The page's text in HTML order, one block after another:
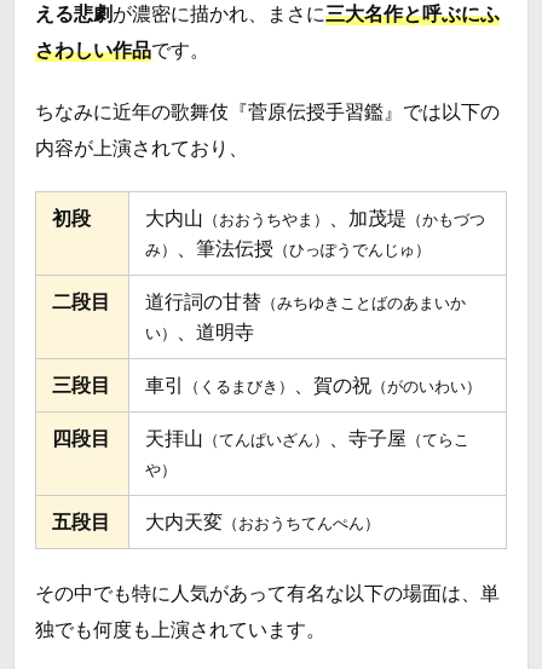
える悲劇 が濃密に描かれ、まさに三大名作と呼ぶにふ
さわしい作品です。
ちなみに近年の歌舞伎『菅原伝授手習鑑』では以下の
内容が上演されており、
初段 大内山 （おおうちやま） 、加茂堤 （かもづつ
み）
、筆法伝授 （ひっぽうでんじゅ）
二段目 道行詞の甘替（みちゆきことばのあまいか
い）
、道明寺
三段目 車引 （くるまびき） 、賀の祝（がのいわい）
四段目 天拝山 （てんぱいざん） 、寺子屋 （てらこ
や）
五段目 大内天変 （おおうちてんぺん）
その中でも特に人気があって有名な以下の場面は、単
独でも何度も上演されています。